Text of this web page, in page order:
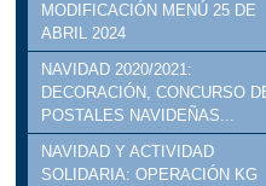
MODIFICACIÓN MENÚ 25 DE
ABRIL 2024
NAVIDAD 2020/2021:
DECORACIÓN, CONCURSO
POSTALES NAVIDEÑAS...
NAVIDAD Y ACTIVIDAD
SOLIDARIA: OPERACIÓN KG